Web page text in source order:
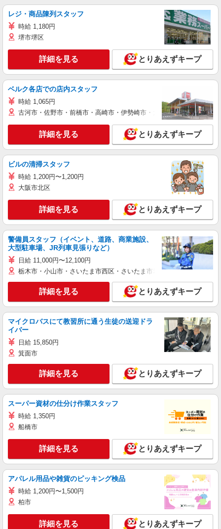
レジ・商品陳列スタッフ
時給 1,180円
堺市堺区
詳細を見る とりあえずキープ
ベルク各店での店内スタッフ
時給 1,065円
古河市・佐野市・前橋市・高崎市・伊勢崎市・太田市・館林市・藤
詳細を見る とりあえずキープ
ビルの清掃スタッフ
時給 1,200円〜1,200円
大阪市北区
詳細を見る とりあえずキープ
警備員スタッフ（イベント、道路、商業施設、
大型駐車場、JR列車見張りなど）
日給 11,000円〜12,100円
栃木市・小山市・さいたま市西区・さいたま市岩槻区・久喜市・蓮田
詳細を見る とりあえずキープ
マイクロバスにて教習所に通う生徒の送迎ドラ
イバー
日給 15,850円
箕面市
詳細を見る とりあえずキープ
スーパー資材の仕分け作業スタッフ
時給 1,350円
船橋市
詳細を見る とりあえずキープ
アパレル用品や雑貨のピッキング検品
時給 1,200円〜1,500円
柏市
詳細を見る とりあえずキープ